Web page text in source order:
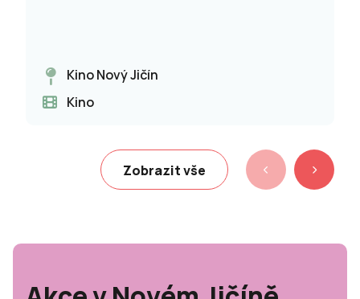
Kino Nový Jičín
Kino
Zobrazit vše